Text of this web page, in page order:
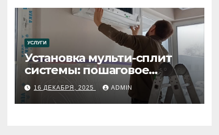
УСЛУГИ
Установка мульти-сплит
системы: пошаговое
руководство
16 ДЕКАБРЯ, 2025 ADMIN